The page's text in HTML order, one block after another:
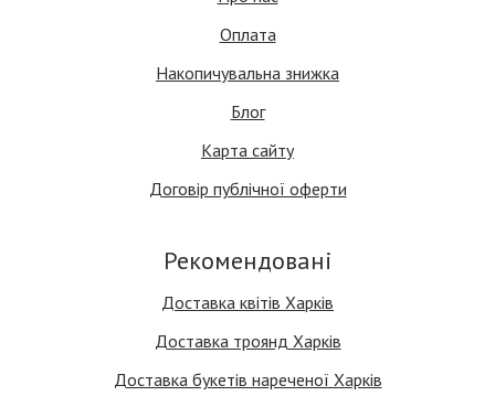
Оплата
Накопичувальна знижка
Блог
Карта сайту
Договір публічної оферти
Рекомендовані
Доставка квітів Харків
Доставка троянд Харків
Доставка букетів нареченої Харків